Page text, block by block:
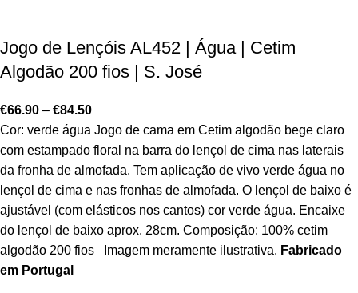
Jogo de Lençóis AL452 | Água | Cetim
Algodão 200 fios | S. José
€66.90 – €84.50
Cor: verde água Jogo de cama em Cetim algodão bege claro
com estampado floral na barra do lençol de cima nas laterais
da fronha de almofada. Tem aplicação de vivo verde água no
lençol de cima e nas fronhas de almofada. O lençol de baixo é
ajustável (com elásticos nos cantos) cor verde água. Encaixe
do lençol de baixo aprox. 28cm. Composição: 100% cetim
algodão 200 fios Imagem meramente ilustrativa. Fabricado
em Portugal